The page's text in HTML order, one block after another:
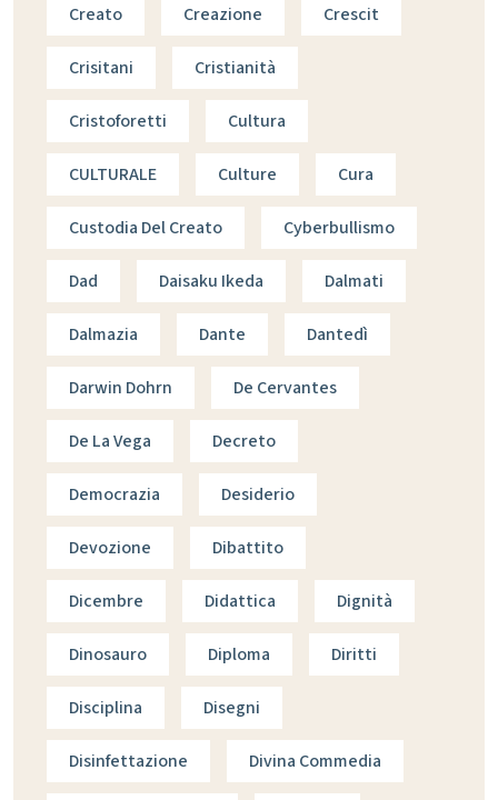
Creato Creazione Crescit
Crisitani Cristianità
Cristoforetti Cultura
CULTURALE Culture Cura
Custodia Del Creato Cyberbullismo
Dad Daisaku Ikeda Dalmati
Dalmazia Dante Dantedì
Darwin Dohrn De Cervantes
De La Vega Decreto
Democrazia Desiderio
Devozione Dibattito
Dicembre Didattica Dignità
Dinosauro Diploma Diritti
Disciplina Disegni
Disinfettazione Divina Commedia